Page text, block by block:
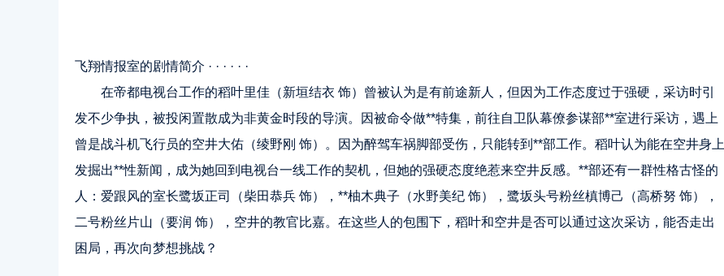
飞翔情报室的剧情简介 · · · · · ·
在帝都电视台工作的稻叶里佳（新垣结衣 饰）曾被认为是有前途新人，但因为工作态度过于强硬，采访时引
发不少争执，被投闲置散成为非黄金时段的导演。因被命令做**特集，前往自卫队幕僚参谋部**室进行采访，遇上
曾是战斗机飞行员的空井大佑（绫野刚 饰）。因为醉驾车祸脚部受伤，只能转到**部工作。稻叶认为能在空井身上
发掘出**性新闻，成为她回到电视台一线工作的契机，但她的强硬态度绝惹来空井反感。**部还有一群性格古怪的
人：爱跟风的室长鹭坂正司（柴田恭兵 饰），**柚木典子（水野美纪 饰），鹭坂头号粉丝槙博己（高桥努 饰），
二号粉丝片山（要润 饰），空井的教官比嘉。在这些人的包围下，稻叶和空井是否可以通过这次采访，能否走出
困局，再次向梦想挑战？